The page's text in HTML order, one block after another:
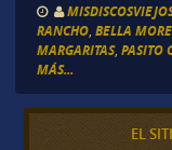
RANCHO, BELLA
MARGARITAS, PASITO
MÁS...
EL